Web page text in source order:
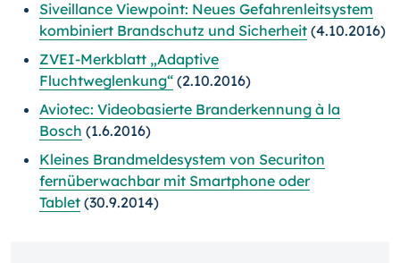
Siveillance Viewpoint: Neues Gefahrenleitsystem
kombiniert Brandschutz und Sicherheit (4.10.2016)
ZVEI-Merkblatt „Adaptive
Fluchtweglenkung“ (2.10.2016)
Aviotec: Videobasierte Branderkennung à la
Bosch (1.6.2016)
Kleines Brandmeldesystem von Securiton
fernüberwachbar mit Smartphone oder
Tablet (30.9.2014)